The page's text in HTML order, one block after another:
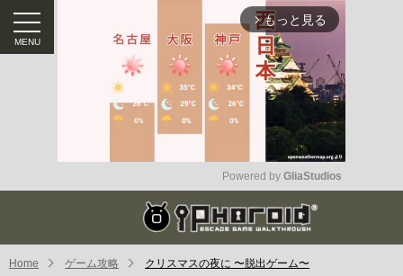
arrow_forward_ios もっと見る
Mute
Powered by GliaStudios
Home ゲーム攻略 クリスマスの夜に 〜脱出ゲーム〜